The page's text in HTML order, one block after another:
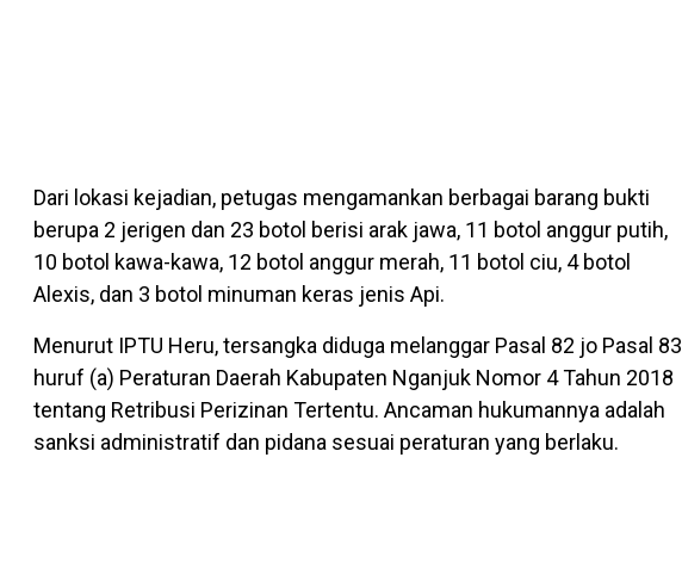
Dari lokasi kejadian, petugas mengamankan berbagai barang bukti
berupa 2 jerigen dan 23 botol berisi arak jawa, 11 botol anggur putih,
10 botol kawa-kawa, 12 botol anggur merah, 11 botol ciu, 4 botol
Alexis, dan 3 botol minuman keras jenis Api.
Menurut IPTU Heru, tersangka diduga melanggar Pasal 82 jo Pasal 83
huruf (a) Peraturan Daerah Kabupaten Nganjuk Nomor 4 Tahun 2018
tentang Retribusi Perizinan Tertentu. Ancaman hukumannya adalah
sanksi administratif dan pidana sesuai peraturan yang berlaku.